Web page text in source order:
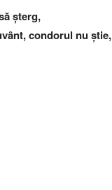
șterg,
condorul nu știe,